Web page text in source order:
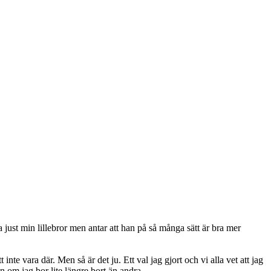
min lillebror men antar att han på så många sätt är bra mer
vara där. Men så är det ju. Ett val jag gjort och vi alla vet att jag